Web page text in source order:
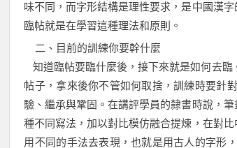
味不同，而字形結構是理性要求，是中國漢
臨帖就是在學習這種理法和原則。
二、目前的訓練你要幹什麼
知道臨帖要臨什麼後，接下來就是如何去
帖子，拿來後你不管如何取捨，訓練時要針
驗、繼承與鞏固。在講評學員的隸書時說，
種不同寫法，加以對比模仿融合提煉，在對
用不同的手法去表現，也就是用古人的字形